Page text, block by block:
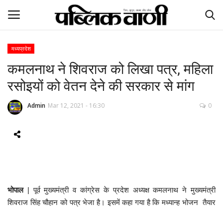
ई-पेपर
होम
Contact Us
देश
मध्यप्रदेश
कमलनाथ ने शिवराज को लिखा पत्र, महिला
रसोइयों को वेतन देने की सरकार से मांग
Admin Mar 12, 2021 - 16:30 0
भोपाल | पूर्व मुख्यमंत्री व कांग्रेस के प्रदेश अध्यक्ष कमलनाथ ने मुख्यमंत्री
शिवराज सिंह चौहान को पत्र भेजा है। इसमें कहा गया है कि मध्यान्ह भोजन तैयार